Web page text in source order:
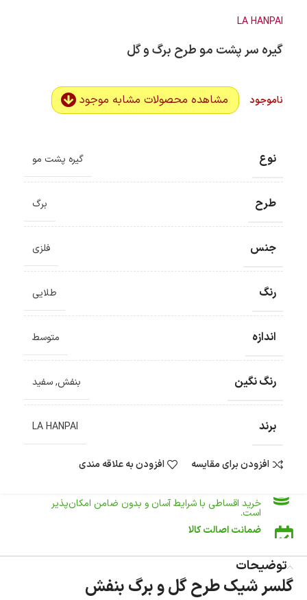
LA HANPAI
گیره سر پشت مو طرح برگ و گل
ناموجود مشاهده محصولات مشابه موجود
نوع گیره پشت مو
طرح برگ
جنس فلزی
رنگ طلایی
اندازه متوسط
رنگ نگین بنفش,سفید
برند LA HANPAI
افزودن برای مقایسه افزودن به علاقه مندی
گارانتی معتبر برای تمامی محصولات ارائه می‌شود.
ارسال سریع و رایگان
سفارش‌های بیش از500 هزار تومان ، رایگان به سراسر کشور
ضمانت بازگشت کالا
امکان پرداخت در محل
در هنگام خرید محصول، امکان انتخاب پرداخت در محل
امکان پرداخت اقساطی
ضمانت اصالت کالا
گارانتی معتبر برای تمامی محصولات ارائه می‌شود.
توضیحات
گلسر شیک طرح گل و برگ بنفش